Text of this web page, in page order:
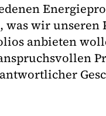
wir unseren
anbieten